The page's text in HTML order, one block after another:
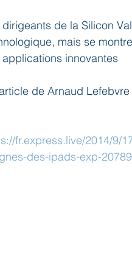
dirigeants de la Silicon
mais se
innovantes
de Arnaud
fr.express.live/2014/9/
des-ipads-exp-